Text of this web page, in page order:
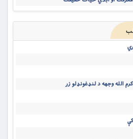
الله وجهه د لنډغونډلو زر